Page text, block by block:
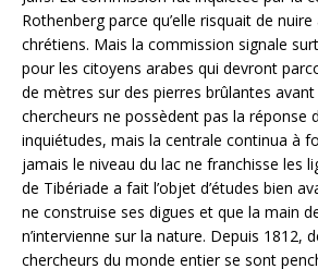
Rothenberg parce qu’elle risquait de
chrétiens. Mais la commission signale
pour les citoyens arabes qui devront
de mètres sur des pierres brûlantes avant
chercheurs ne possèdent pas la réponse
inquiétudes, mais la centrale continua à
jamais le niveau du lac ne franchisse les
de Tibériade a fait l’objet d’études bien
ne construise ses digues et que la main
n’intervienne sur la nature. Depuis 1812,
chercheurs du monde entier se sont